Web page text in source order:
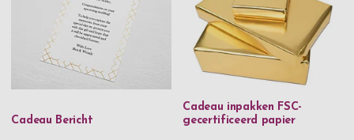
Cadeau Bericht
Cadeau inpakken FSC-
gecertificeerd papier